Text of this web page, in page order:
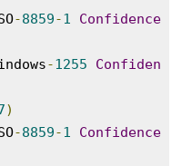
-8859-1
Confidence
-1255
Confiden
)
-8859-1
Confidence